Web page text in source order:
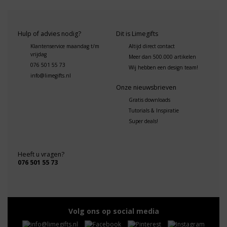
Hulp of advies nodig?
Klantenservice maandag t/m
vrijdag
076 501 55 73
info@limegifts.nl
Dit is Limegifts
Altijd direct contact
Meer dan 500.000 artikelen
Wij hebben een design team!
Onze nieuwsbrieven
Gratis downloads
Tutorials & Inspiratie
Super deals!
Heeft u vragen?
076 501 55 73
Volg ons op social media